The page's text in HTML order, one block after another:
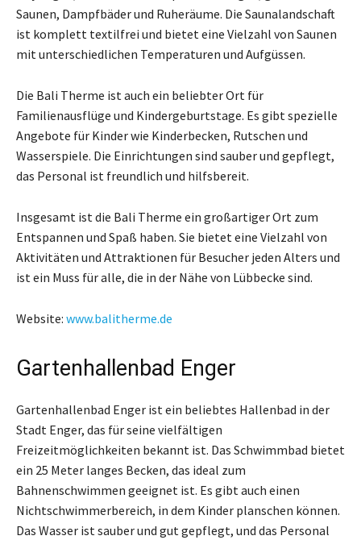
Saunen, Dampfbäder und Ruheräume. Die Saunalandschaft
ist komplett textilfrei und bietet eine Vielzahl von Saunen
mit unterschiedlichen Temperaturen und Aufgüssen.
Die Bali Therme ist auch ein beliebter Ort für
Familienausflüge und Kindergeburtstage. Es gibt spezielle
Angebote für Kinder wie Kinderbecken, Rutschen und
Wasserspiele. Die Einrichtungen sind sauber und gepflegt,
das Personal ist freundlich und hilfsbereit.
Insgesamt ist die Bali Therme ein großartiger Ort zum
Entspannen und Spaß haben. Sie bietet eine Vielzahl von
Aktivitäten und Attraktionen für Besucher jeden Alters und
ist ein Muss für alle, die in der Nähe von Lübbecke sind.
Website: www.balitherme.de
Gartenhallenbad Enger
Gartenhallenbad Enger ist ein beliebtes Hallenbad in der
Stadt Enger, das für seine vielfältigen
Freizeitmöglichkeiten bekannt ist. Das Schwimmbad bietet
ein 25 Meter langes Becken, das ideal zum
Bahnenschwimmen geeignet ist. Es gibt auch einen
Nichtschwimmerbereich, in dem Kinder planschen können.
Das Wasser ist sauber und gut gepflegt, und das Personal